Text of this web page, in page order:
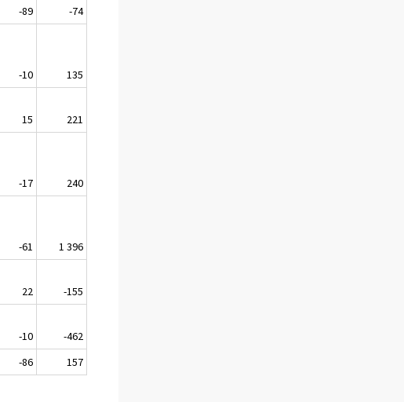
-89 -74
-10 135
15 221
-17 240
-61 1 396
22 -155
-10 -462
-86 157